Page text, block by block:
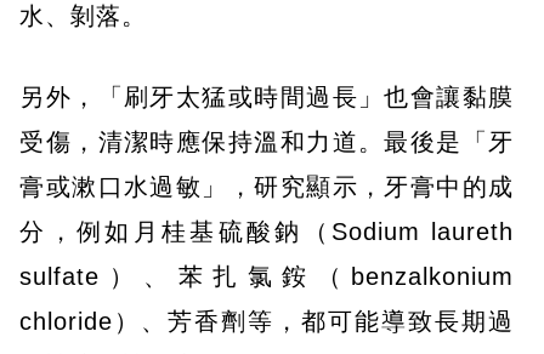
水、剝落。
另外，「刷牙太猛或時間過長」也會讓黏膜
受傷，清潔時應保持溫和力道。最後是「牙
膏或漱口水過敏」，研究顯示，牙膏中的成
分，例如月桂基硫酸鈉（Sodium laureth
sulfate）、苯扎氯銨（benzalkonium
chloride）、芳香劑等，都可能導致長期過